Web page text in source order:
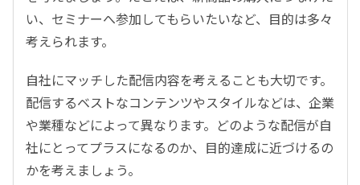
い、セミナーへ参加してもらいたいなど、目的は多々
考えられます。
自社にマッチした配信内容を考えることも大切です。
配信するベストなコンテンツやスタイルなどは、企業
や業種などによって異なります。どのような配信が自
社にとってプラスになるのか、目的達成に近づけるの
かを考えましょう。